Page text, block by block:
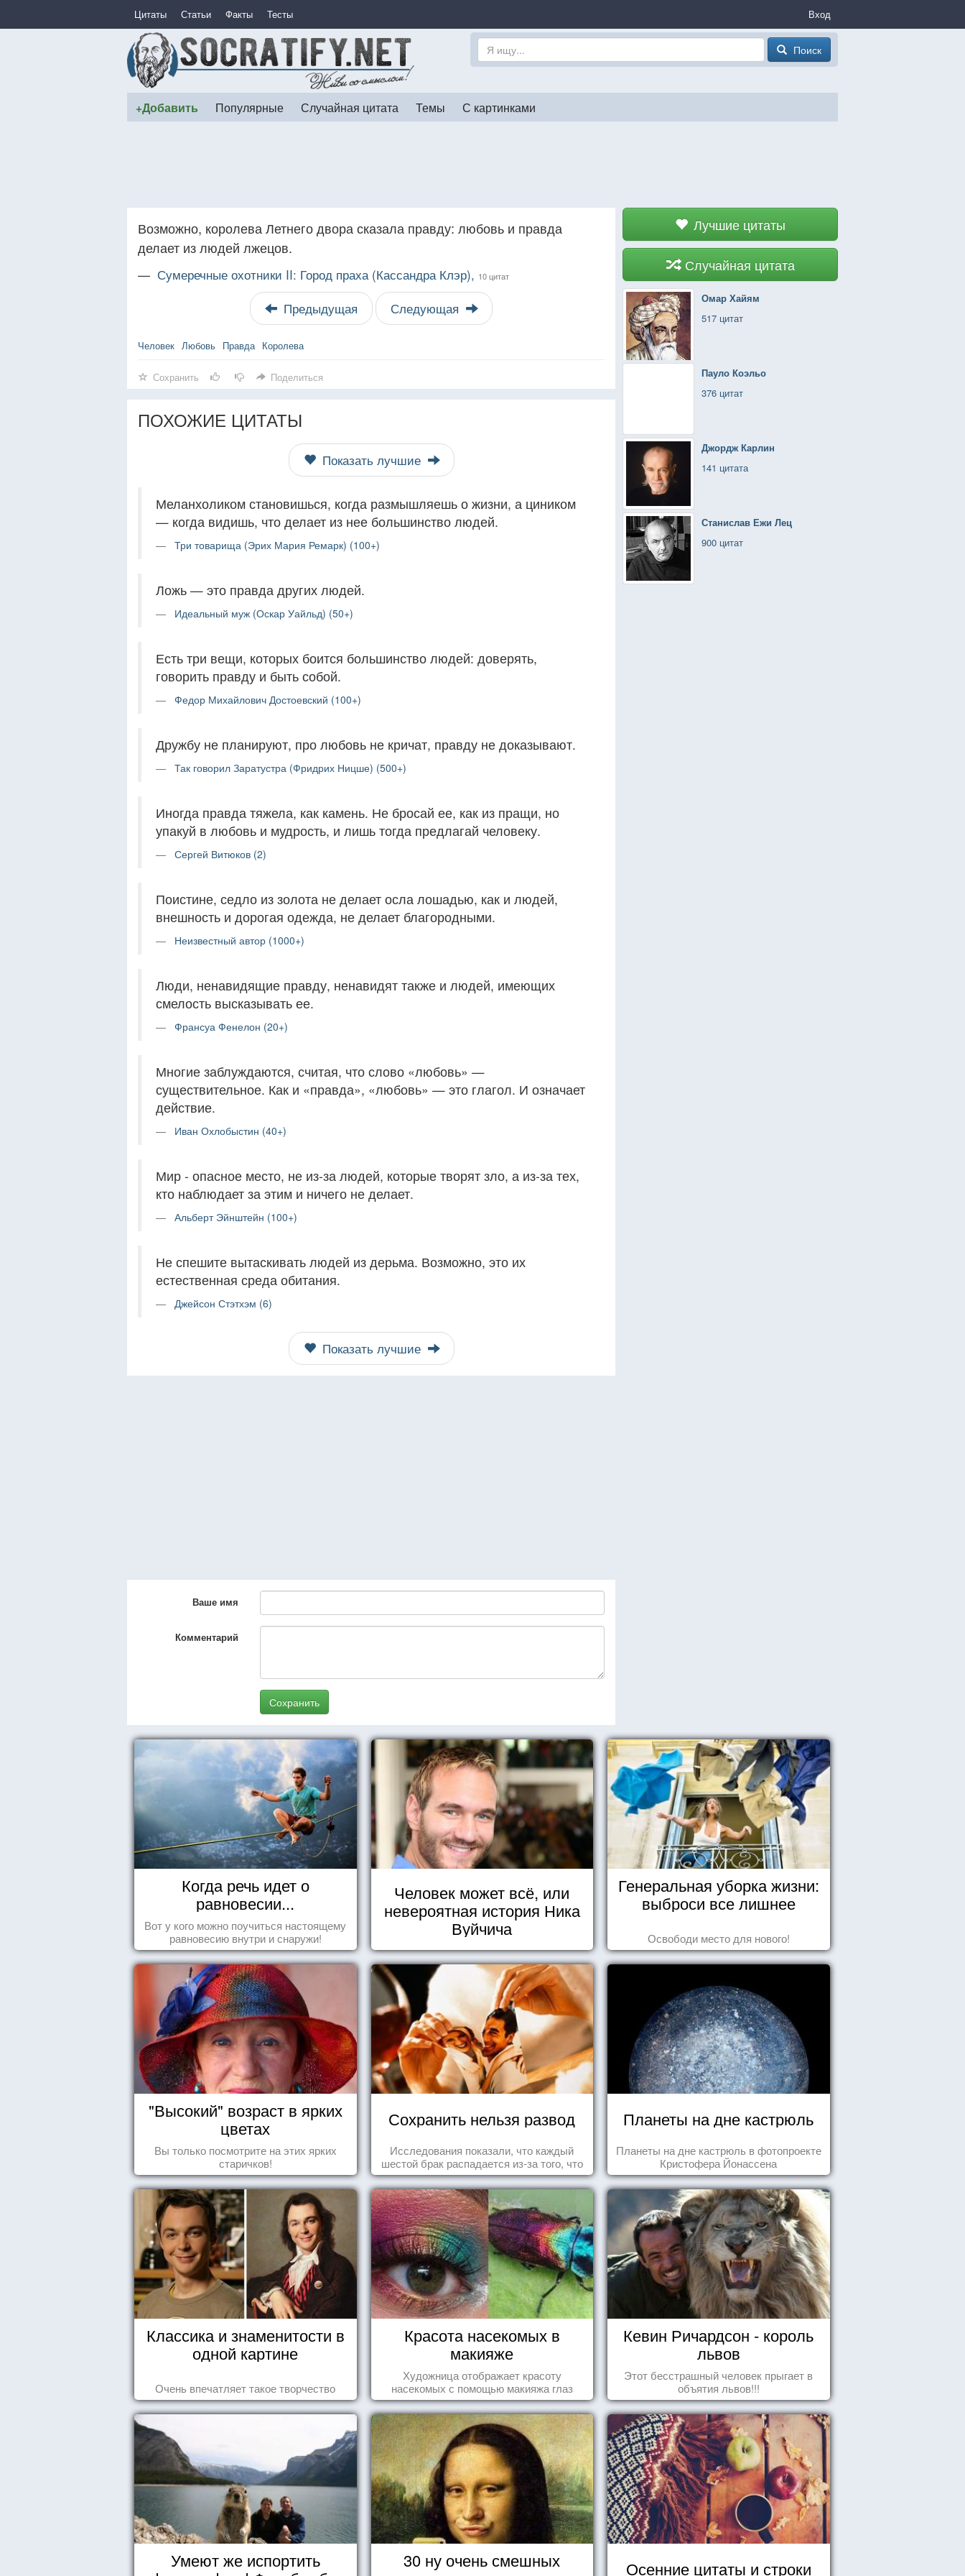
Цитаты Статьи Факты Тесты Вход
Поиск
+Добавить Популярные Случайная цитата Темы С картинками
Лучшие цитаты
Случайная цитата
Омар Хайям
517 цитат
Пауло Коэльо
376 цитат
Джордж Карлин
141 цитата
Станислав Ежи Лец
900 цитат
Возможно, королева Летнего двора сказала правду: любовь и правда
делает из людей лжецов.
— Сумеречные охотники II: Город праха (Кассандра Клэр), 10 цитат
Предыдущая Следующая
Человек Любовь Правда Королева
Сохранить Поделиться
ПОХОЖИЕ ЦИТАТЫ
Показать лучшие
Меланхоликом становишься, когда размышляешь о жизни, а циником
— когда видишь, что делает из нее большинство людей.
Три товарища (Эрих Мария Ремарк) (100+)
Ложь — это правда других людей.
Идеальный муж (Оскар Уайльд) (50+)
Есть три вещи, которых боится большинство людей: доверять,
говорить правду и быть собой.
Федор Михайлович Достоевский (100+)
Дружбу не планируют, про любовь не кричат, правду не доказывают.
Так говорил Заратустра (Фридрих Ницше) (500+)
Иногда правда тяжела, как камень. Не бросай ее, как из пращи, но
упакуй в любовь и мудрость, и лишь тогда предлагай человеку.
Сергей Витюков (2)
Поистине, седло из золота не делает осла лошадью, как и людей,
внешность и дорогая одежда, не делает благородными.
Неизвестный автор (1000+)
Люди, ненавидящие правду, ненавидят также и людей, имеющих
смелость высказывать ее.
Франсуа Фенелон (20+)
Многие заблуждаются, считая, что слово «любовь» —
существительное. Как и «правда», «любовь» — это глагол. И означает
действие.
Иван Охлобыстин (40+)
Мир - опасное место, не из-за людей, которые творят зло, а из-за тех,
кто наблюдает за этим и ничего не делает.
Альберт Эйнштейн (100+)
Не спешите вытаскивать людей из дерьма. Возможно, это их
естественная среда обитания.
Джейсон Стэтхэм (6)
Показать лучшие
Ваше имя
Комментарий
Сохранить
Когда речь идет о
равновесии...
Вот у кого можно поучиться настоящему
равновесию внутри и снаружи!
Человек может всё, или
невероятная история Ника
Вуйчича
Генеральная уборка жизни:
выброси все лишнее
Освободи место для нового!
"Высокий" возраст в ярких
цветах
Вы только посмотрите на этих ярких
старичков!
Сохранить нельзя развод
Исследования показали, что каждый
шестой брак распадается из-за того, что
одного из супругов не устраивает та
роль, которая выпала ему в семье.
Планеты на дне кастрюль
Планеты на дне кастрюль в фотопроекте
Кристофера Йонассена
Классика и знаменитости в
одной картине
Очень впечатляет такое творчество
Красота насекомых в
макияже
Художница отображает красоту
насекомых с помощью макияжа глаз
Кевин Ричардсон - король
львов
Этот бесстрашный человек прыгает в
объятия львов!!!
Умеют же испортить
30 ну очень смешных
Осенние цитаты и строки